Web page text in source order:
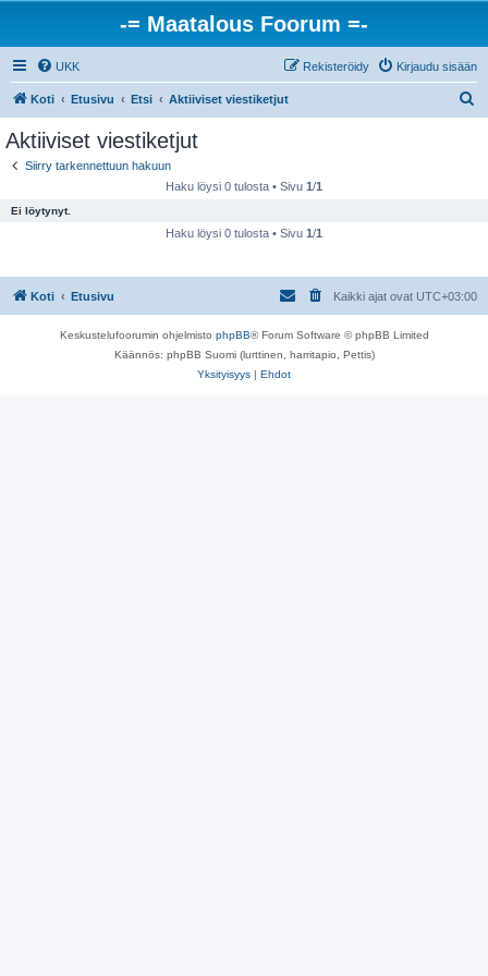
-= Maatalous Foorum =-
UKK Kirjaudu sisään
Rekisteröidy
Koti Etusivu Etsi Aktiiviset viestiketjut
Aktiiviset viestiketjut
Siirry tarkennettuun hakuun
Haku löysi 0 tulosta • Sivu 1/1
Ei löytynyt.
Haku löysi 0 tulosta • Sivu 1/1
Koti Etusivu Kaikki ajat ovat UTC+03:00
Keskustelufoorumin ohjelmisto phpBB® Forum Software © phpBB Limited
Käännös: phpBB Suomi (lurttinen, harritapio, Pettis)
Yksityisyys | Ehdot